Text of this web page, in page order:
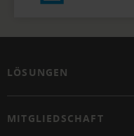
LÖSUNGEN
MITGLIEDSCHAFT